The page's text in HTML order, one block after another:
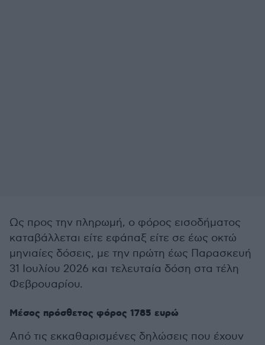
Ως προς την πληρωμή, ο φόρος εισοδήματος
καταβάλλεται είτε εφάπαξ είτε σε έως οκτώ
μηνιαίες δόσεις, με την πρώτη έως Παρασκευή
31 Ιουλίου 2026 και τελευταία δόση στα τέλη
Φεβρουαρίου.
Μέσος πρόσθετος φόρος 1785 ευρώ
Από τις εκκαθαρισμένες δηλώσεις που έχουν